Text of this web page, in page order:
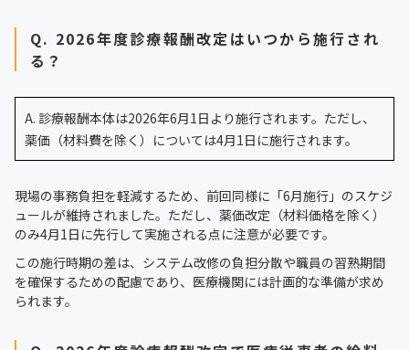
Q. 2026年度診療報酬改定はいつから施行され
る？
A. 診療報酬本体は2026年6月1日より施行されます。ただし、
薬価（材料費を除く）については4月1日に施行されます。
現場の事務負担を軽減するため、前回同様に「6月施行」のスケジ
ュールが維持されました。ただし、薬価改定（材料価格を除く）
のみ4月1日に先行して実施される点に注意が必要です。
この施行時期の差は、システム改修の負担分散や職員の習熟期間
を確保するための配慮であり、医療機関には計画的な準備が求め
られます。